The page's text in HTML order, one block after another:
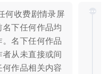
何收费剧情录屏
下任何作品均
名下任何作品
从未直接或间
作品相关内容